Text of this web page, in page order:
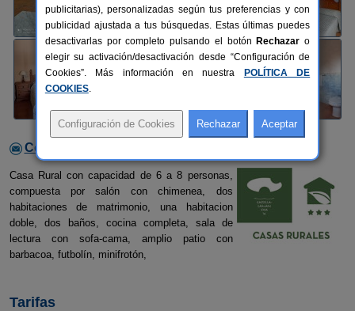
Contactar con el alojamiento
Casa Rural con capacidad de 6 a 8 personas,
compuesta por salón con chimenea, dos
habitaciones de matrimonio, una habitacion
doble, dos baños, cocina completa, sala de
lectura con sofa-cama, amplio patio con
barbacoa, futbolín, minifrotón,
Tarifas
publicitarias), personalizadas según tus preferencias y con
publicidad ajustada a tus búsquedas. Estas últimas puedes
desactivarlas por completo pulsando el botón Rechazar o
elegir su activación/desactivación desde “Configuración de
Cookies”. Más información en nuestra
POLÍTICA DE
COOKIES.